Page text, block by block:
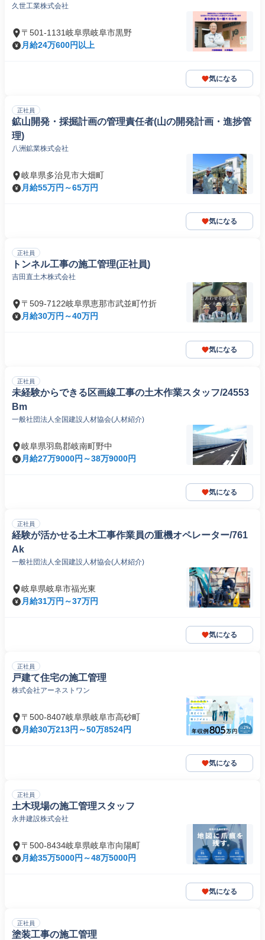
久世工業株式会社
〒501-1131岐阜県岐阜市黒野
月給24万600円以上
気になる
正社員
鉱山開発・採掘計画の管理責任者(山の開発計画・進捗管
理)
八洲鉱業株式会社
岐阜県多治見市大畑町
月給55万円～65万円
気になる
正社員
トンネル工事の施工管理(正社員)
吉田直土木株式会社
〒509-7122岐阜県恵那市武並町竹折
月給30万円～40万円
気になる
正社員
未経験からできる区画線工事の土木作業スタッフ/24553
Bm
一般社団法人全国建設人材協会(人材紹介)
岐阜県羽島郡岐南町野中
月給27万9000円～38万9000円
気になる
正社員
経験が活かせる土木工事作業員の重機オペレーター/761
Ak
一般社団法人全国建設人材協会(人材紹介)
岐阜県岐阜市福光東
月給31万円～37万円
気になる
正社員
戸建て住宅の施工管理
株式会社アーネストワン
〒500-8407岐阜県岐阜市高砂町
月給30万213円～50万8524円
気になる
正社員
土木現場の施工管理スタッフ
永井建設株式会社
〒500-8434岐阜県岐阜市向陽町
月給35万5000円～48万5000円
気になる
正社員
塗装工事の施工管理